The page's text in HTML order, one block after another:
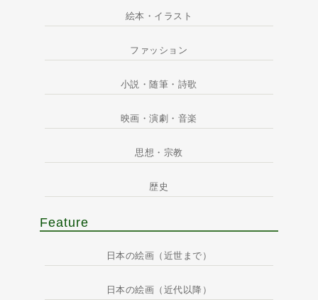
絵本・イラスト
ファッション
小説・随筆・詩歌
映画・演劇・音楽
思想・宗教
歴史
Feature
日本の絵画（近世まで）
日本の絵画（近代以降）